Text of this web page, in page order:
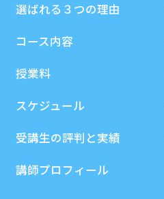
選ばれる３つの理由
コース内容
授業料
スケジュール
受講生の評判と実績
講師プロフィール